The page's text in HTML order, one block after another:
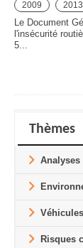
2009
2013
Le Document
l'insécurité
5...
Thèmes
Véhicules
Risques